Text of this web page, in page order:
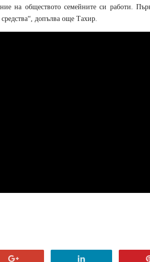
на обществото семейните си работи.
допълва още Тахир.